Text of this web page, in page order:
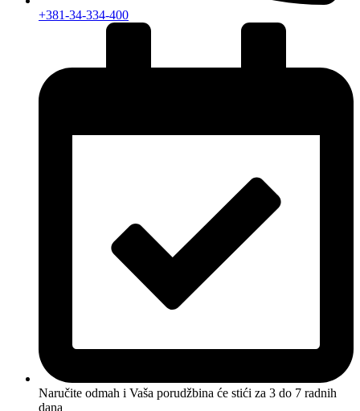
+381-34-334-400
Naručite odmah i Vaša porudžbina će stići za 3 do 7 radnih
dana